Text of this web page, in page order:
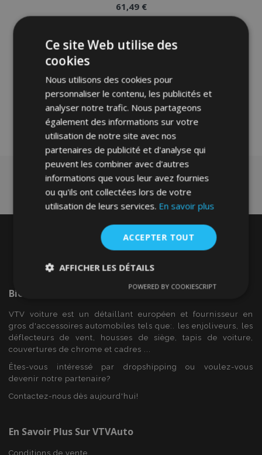
61,49 €
Ajouter Au Panier
liste
d'achats
Bienvenue Sur
VTV voiture est un détaillant européen et fournisseur en
gros d'accessoires automobiles tels que:. les enjoliveurs, les
déflecteurs de vent, housses de siège, tapis de voiture,
couvertures de chrome et cadres ...
Êtes-vous intéressé par dropshipping ou voulez-vous
devenir notre partenaire?
Contactez-nous dès aujourd'hui!
En Savoir Plus Sur VTVAuto
Conditions de vente
Ce site Web utilise des
cookies
Nous utilisons des cookies pour
personnaliser le contenu, les publicités et
analyser notre trafic. Nous partageons
également des informations sur votre
utilisation de notre site avec nos
partenaires de publicité et d'analyse qui
peuvent les combiner avec d'autres
informations que vous leur avez fournies
ou qu'ils ont collectées lors de votre
utilisation de leurs services. En savoir plus
ACCEPTER TOUT
AFFICHER LES DÉTAILS
Performance Ciblage
Fonctionnalité
Strictement nécessaires
POWERED BY COOKIESCRIPT